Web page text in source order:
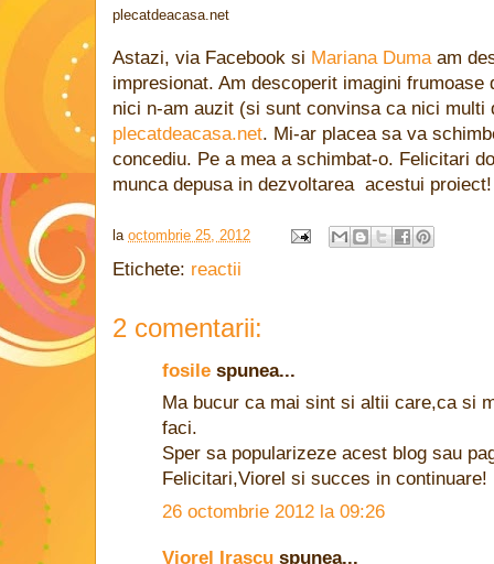
plecatdeacasa.net
Astazi, via Facebook si Mariana Duma am
impresionat. Am descoperit imagini
nici n-am auzit (si sunt convinsa ca nici multi
plecatdeacasa.net. Mi-ar placea sa va
concediu. Pe a mea a schimbat-o. Felicitari
munca depusa in dezvoltarea acestui proiect!
la octombrie 25, 2012
Etichete: reactii
2 comentarii:
fosile spunea...
Ma bucur ca mai sint si altii care,ca si
faci.
Sper sa popularizeze acest blog sau
Felicitari,Viorel si succes in continuare!
26 octombrie 2012 la 09:26
Viorel Iraşcu spunea...